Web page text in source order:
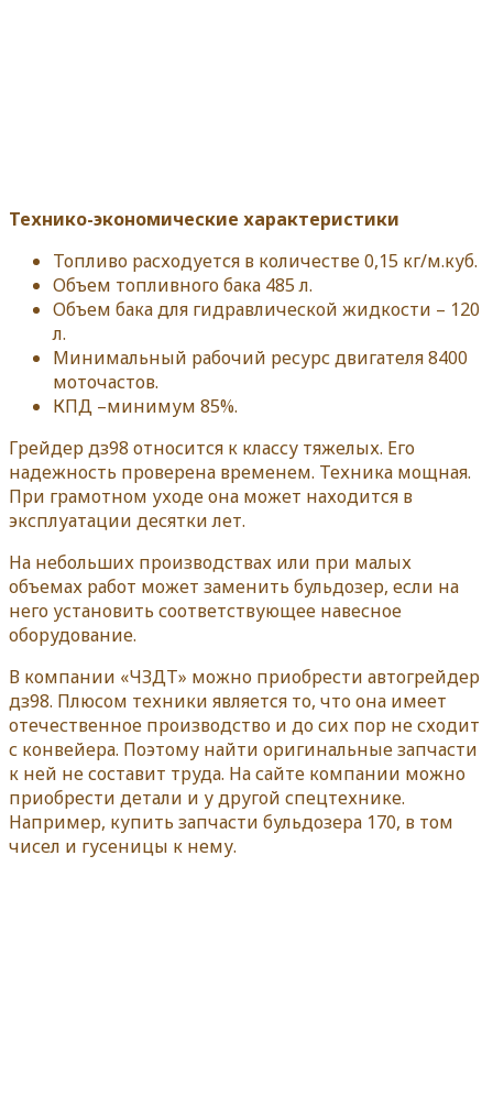
Технико-экономические характеристики
Топливо расходуется в количестве 0,15 кг/м.куб.
Объем топливного бака 485 л.
Объем бака для гидравлической жидкости – 120
л.
Минимальный рабочий ресурс двигателя 8400
моточастов.
КПД –минимум 85%.
Грейдер дз98 относится к классу тяжелых. Его
надежность проверена временем. Техника мощная.
При грамотном уходе она может находится в
эксплуатации десятки лет.
На небольших производствах или при малых
объемах работ может заменить бульдозер, если на
него установить соответствующее навесное
оборудование.
В компании «ЧЗДТ» можно приобрести автогрейдер
дз98. Плюсом техники является то, что она имеет
отечественное производство и до сих пор не сходит
с конвейера. Поэтому найти оригинальные запчасти
к ней не составит труда. На сайте компании можно
приобрести детали и у другой спецтехнике.
Например, купить запчасти бульдозера 170, в том
чисел и гусеницы к нему.